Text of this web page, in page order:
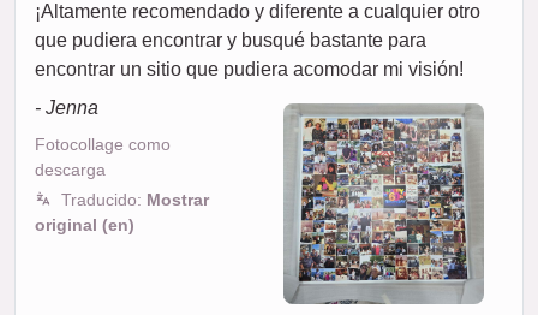
¡Altamente recomendado y diferente a cualquier otro
que pudiera encontrar y busqué bastante para
encontrar un sitio que pudiera acomodar mi visión!
- Jenna
Fotocollage como
descarga
Traducido: Mostrar
original (en)